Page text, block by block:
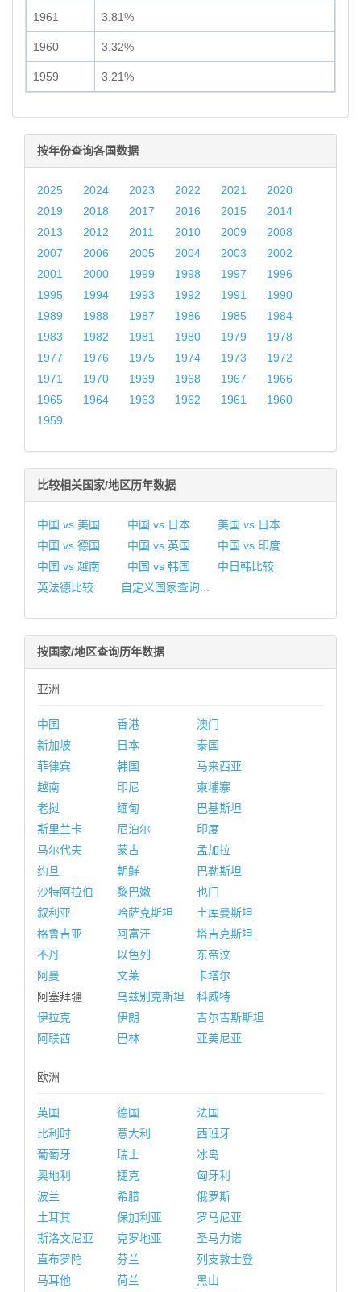
1961 3.81%
1960 3.32%
1959 3.21%
按年份查询各国数据
2025 2024 2023 2022 2021
2020
2019
2018 2017 2016 2015
2014
2013
2012 2011 2010 2009
2008
2007
2006 2005 2004 2003
2002
2001
2000 1999 1998 1997
1996
1995
1994 1993 1992 1991
1990
1989
1988 1987 1986 1985
1984
1983
1982 1981 1980 1979
1978
1977
1976 1975 1974 1973
1972
1971
1970 1969 1968 1967
1966
1965
1964 1963 1962 1961
1960
1959
比较相关国家/地区历年数据
中国 vs 美国 中国 vs 日本
美国 vs 日本
中国 vs 德国
中国 vs 英国
中国 vs 印度
中国 vs 越南
中国 vs 韩国
中日韩比较
英法德比较
自定义国家查询...
按国家/地区查询历年数据
亚洲
中国 香港
澳门
新加坡
日本
泰国
菲律宾
韩国
马来西亚
越南
印尼
柬埔寨
老挝
缅甸
巴基斯坦
斯里兰卡
尼泊尔
印度
马尔代夫
蒙古
孟加拉
约旦
朝鲜
巴勒斯坦
沙特阿拉伯
黎巴嫩
也门
叙利亚
哈萨克斯坦
土库曼斯坦
格鲁吉亚
阿富汗
塔吉克斯坦
不丹
以色列
东帝汶
阿曼
文莱
卡塔尔
阿塞拜疆
乌兹别克斯坦
科威特
伊拉克
伊朗
吉尔吉斯斯坦
阿联酋
巴林 亚美尼亚
欧洲
英国 德国
法国
比利时
意大利
西班牙
葡萄牙
瑞士
冰岛
奥地利
捷克
匈牙利
波兰
希腊
俄罗斯
土耳其
保加利亚
罗马尼亚
斯洛文尼亚
克罗地亚
圣马力诺
直布罗陀
芬兰
列支敦士登
马耳他
荷兰
黑山